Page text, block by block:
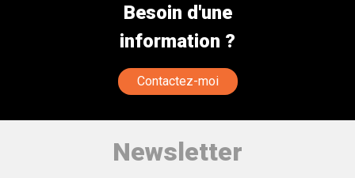
Besoin d'une
information ?
Contactez-moi
Newsletter